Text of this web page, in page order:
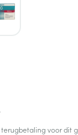
voor dit